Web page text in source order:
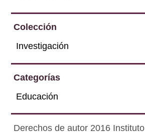
Colección
Investigación
Categorías
Educación
Derechos de autor 2016 Instituto